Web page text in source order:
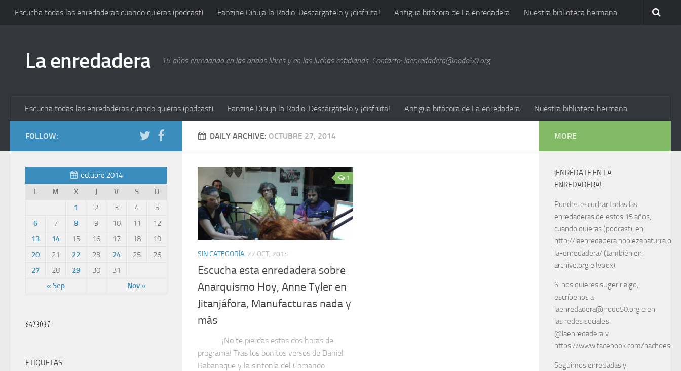
Escucha todas las enredaderas cuando quieras (podcast) Fanzine Dibuja la Radio. Descárgatelo y ¡disfruta! Antigua bitácora de La enredadera Nuestra biblioteca hermana
La enredadera 15 años enredando en las ondas libres y en las luchas cotidianas. Contacto: laenredadera@nodo50.org
Escucha todas las enredaderas cuando quieras (podcast) Fanzine Dibuja la Radio. Descárgatelo y ¡disfruta! Antigua bitácora de La enredadera Nuestra biblioteca hermana
DAILY ARCHIVE: OCTUBRE 27, 2014
1
SIN CATEGORÍA 27 OCT, 2014
Escucha esta enredadera sobre
Anarquismo Hoy, Anne Tyler en
Jitanjáfora, Manufacturas nada y
más
¡No te pierdas estas dos horas de
programa! Tras los bonitos versos de Daniel
Rabanaque y la sintonía del Comando
FOLLOW:
octubre 2014
L
M X J V S D
« Sep Nov »
1 2 3 4
5
6
7 8 9 10 11
12
13
14 15 16 17 18
19
20
21 22 23 24 25
26
27
28 29 30 31
ETIQUETAS
MORE
¡ENRÉDATE EN LA
ENREDADERA!
Puedes escuchar todas las
enredaderas de estos 15 años,
cuando quieras (podcast), en
http://
la-enredadera/ (también en
archive.org e Ivoox).
Si nos quieres sugerir algo,
escríbenos a
laenredadera@nodo50.org o en
las redes sociales:
@laenredadera y
https://www.facebook.com/
Seguimos enredadas y